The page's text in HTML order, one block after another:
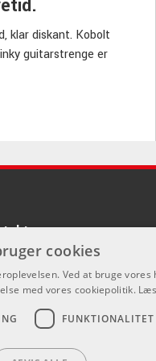
klar diskant. Kobolt
guitarstrenge er
Extra og
levetid på alle
privatperson kan du ikke købe på
alt salg foregår gennem
cookies
Ved at bruge vores
med vores cookiepolitik.
FUNKTIONALITET